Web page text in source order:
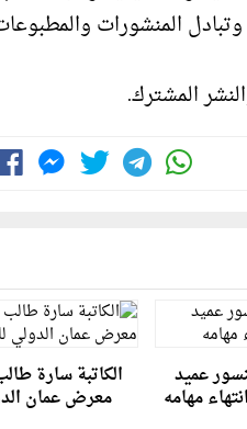
المنشورات
المشترك.
عميد الكاتبة سارة
معرض عمان